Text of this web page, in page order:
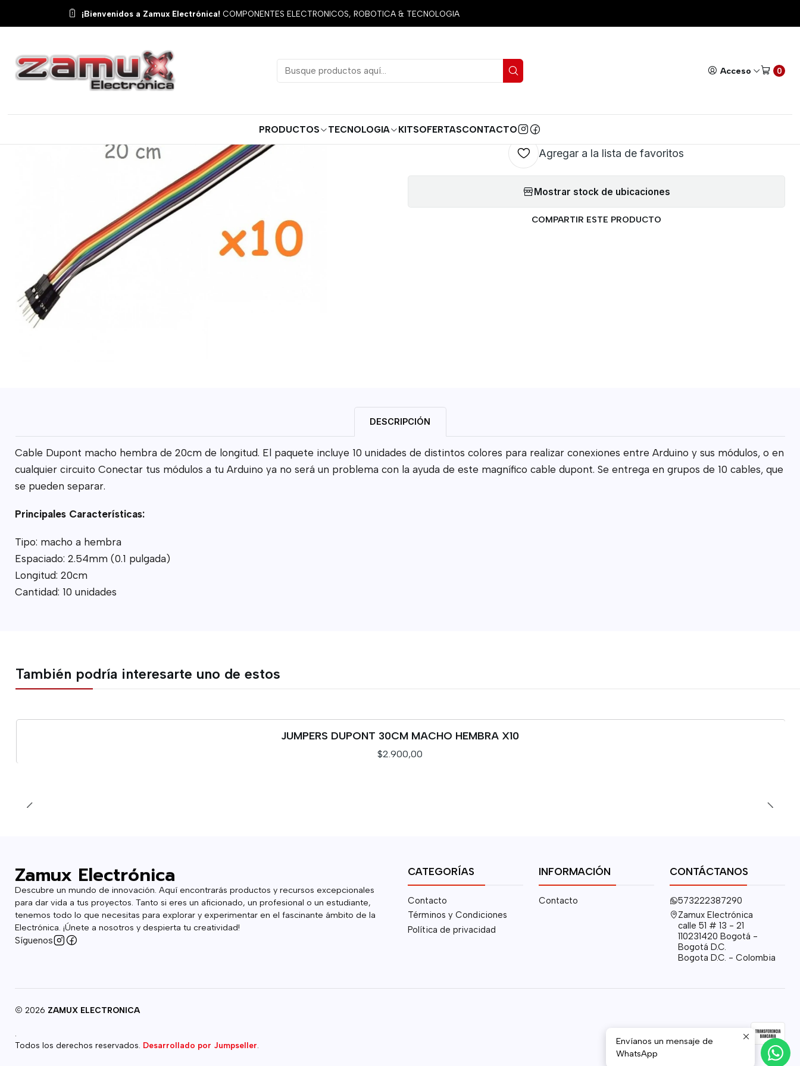
Acceso 0
PRODUCTOS TECNOLOGIA KITSOFERTASCONTACTO
¡Bienvenidos a Zamux Electrónica! COMPONENTES ELECTRONICOS, ROBOTICA & TECNOLOGIA
Inicio Productos Herramientas Cables JUMPERS DUPONT 20CM MACHO HEMBRA X10
JUMPERS DUPONT 20CM MACHO
Cantidad
AGREGAR AL CARRITO COMPRAR AHORA
Agregar a la lista de favoritos
Mostrar stock de ubicaciones
COMPARTIR ESTE PRODUCTO
DESCRIPCIÓN
Cable Dupont macho hembra de 20cm de longitud. El paquete incluye 10 unidades de distintos colores para realizar conexiones entre Arduino y sus módulos, o en
cualquier circuito Conectar tus módulos a tu Arduino ya no será un problema con la ayuda de este magnífico cable dupont. Se entrega en grupos de 10 cables, que
se pueden separar.
Principales Características:
Tipo: macho a hembra
Espaciado: 2.54mm (0.1 pulgada)
Longitud: 20cm
Cantidad: 10 unidades
También podría interesarte uno de estos
JUMPERS DUPONT 30CM MACHO HEMBRA X10
$2.900,00
Zamux Electrónica
Descubre un mundo de innovación. Aquí encontrarás productos y recursos excepcionales
para dar vida a tus proyectos. Tanto si eres un aficionado, un profesional o un estudiante,
tenemos todo lo que necesitas para explorar y experimentar en el fascinante ámbito de la
Electrónica. ¡Únete a nosotros y despierta tu creatividad!
Síguenos
CATEGORÍAS
Contacto
Términos y Condiciones
Política de privacidad
INFORMACIÓN
Contacto
CONTÁCTANOS
573222387290
Zamux Electrónica
calle 51 # 13 - 21
110231420 Bogotá -
Bogotá D.C.
Bogota D.C. - Colombia
2026 ZAMUX ELECTRONICA
Todos los derechos reservados. Desarrollado por Jumpseller
Envíanos un mensaje de
WhatsApp